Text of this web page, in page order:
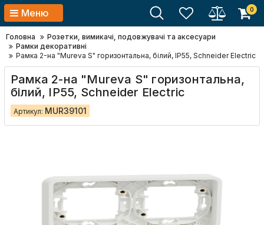
Меню 0
Головна
Розетки, вимикачі, подовжувачі та аксесуари
Рамки декоративні
Рамка 2-на "Mureva S" горизонтальна, білий, IP55, Schneider Electric
Рамка 2-на "Mureva S" горизонтальна,
білий, IP55, Schneider Electric
Артикул: MUR39101